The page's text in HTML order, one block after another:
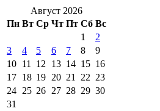
Август 2026
Пн Вт Ср Чт Пт Сб Вс
1
2
3
4 5 6 7 8
9
10 11 12 13 14 15 16
17 18 19 20 21 22 23
24 25 26 27 28 29 30
31